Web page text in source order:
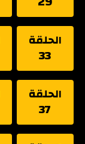
الحلقة
33
الحلقة
37